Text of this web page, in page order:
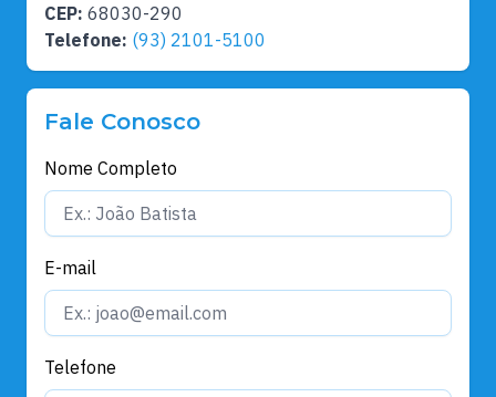
CEP: 68030-290
Telefone: (93) 2101-5100
Fale Conosco
Nome Completo
E-mail
Telefone